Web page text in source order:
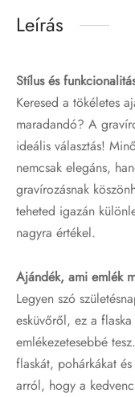
Leírás
Stílus és
Keresed a tökéletes
maradandó? A
ideális választás!
nemcsak elegáns,
gravírozásnak
teheted igazán
nagyra értékel.
Ajándék, ami emlék
Legyen szó
esküvőről, ez a
emlékezetesebbé
flaskát, pohárkákat
arról, hogy a